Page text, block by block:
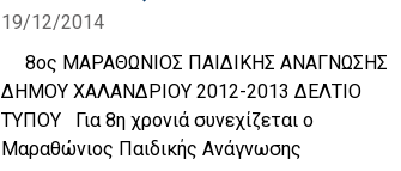
19/12/2014
8ος ΜΑΡΑΘΩΝΙΟΣ ΠΑΙΔΙΚΗΣ ΑΝΑΓΝΩΣΗΣ
ΔΗΜΟΥ ΧΑΛΑΝΔΡΙΟΥ 2012-2013 ΔΕΛΤΙΟ
ΤΥΠΟΥ Για 8η χρονιά συνεχίζεται ο
Μαραθώνιος Παιδικής Ανάγνωσης